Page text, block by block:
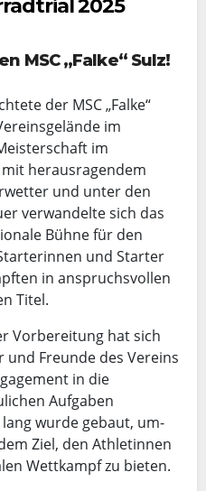
2025
MSC „Falke“ Sulz!
der MSC „Falke“
im
im
herausragendem
und unter den
verwandelte sich das
Bühne für den
und Starter
in anspruchsvollen
Titel.
Vorbereitung hat sich
und Freunde des Vereins
in die
Aufgaben
wurde gebaut, um-
Ziel, den Athletinnen
Wettkampf zu bieten.